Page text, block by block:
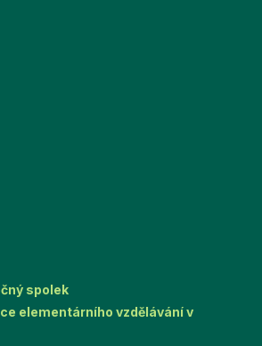
spolek
elementárního vzdělávání v